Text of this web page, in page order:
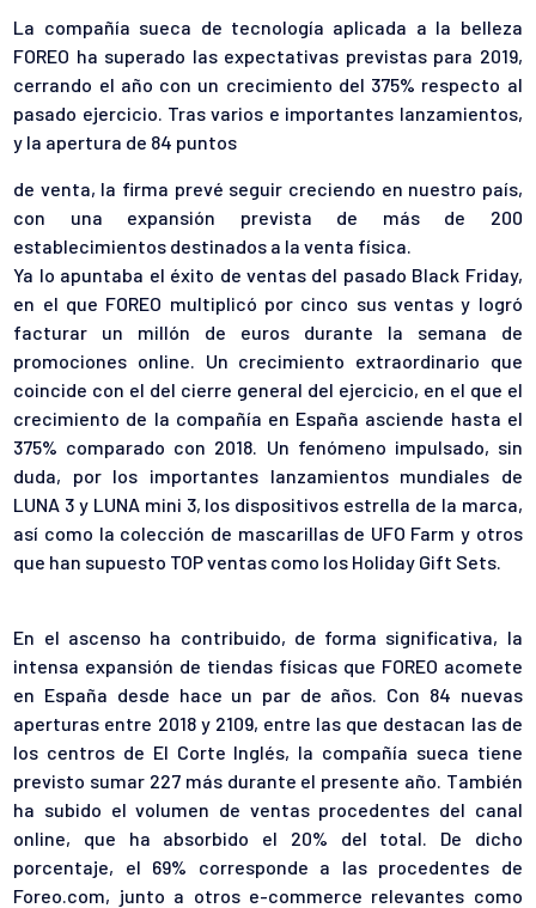
La compañía sueca de tecnología aplicada a la belleza
FOREO ha superado las expectativas previstas para 2019,
cerrando el año con un crecimiento del 375% respecto al
pasado ejercicio. Tras varios e importantes lanzamientos,
y la apertura de 84 puntos
de venta, la firma prevé seguir creciendo en nuestro país,
con una expansión prevista de más de 200
establecimientos destinados a la venta física.
Ya lo apuntaba el éxito de ventas del pasado Black Friday,
en el que FOREO multiplicó por cinco sus ventas y logró
facturar un millón de euros durante la semana de
promociones online. Un crecimiento extraordinario que
coincide con el del cierre general del ejercicio, en el que el
crecimiento de la compañía en España asciende hasta el
375% comparado con 2018. Un fenómeno impulsado, sin
duda, por los importantes lanzamientos mundiales de
LUNA 3 y LUNA mini 3, los dispositivos estrella de la marca,
así como la colección de mascarillas de UFO Farm y otros
que han supuesto TOP ventas como los Holiday Gift Sets.
En el ascenso ha contribuido, de forma significativa, la
intensa expansión de tiendas físicas que FOREO acomete
en España desde hace un par de años. Con 84 nuevas
aperturas entre 2018 y 2109, entre las que destacan las de
los centros de El Corte Inglés, la compañía sueca tiene
previsto sumar 227 más durante el presente año. También
ha subido el volumen de ventas procedentes del canal
online, que ha absorbido el 20% del total. De dicho
porcentaje, el 69% corresponde a las procedentes de
Foreo.com, junto a otros e-commerce relevantes como